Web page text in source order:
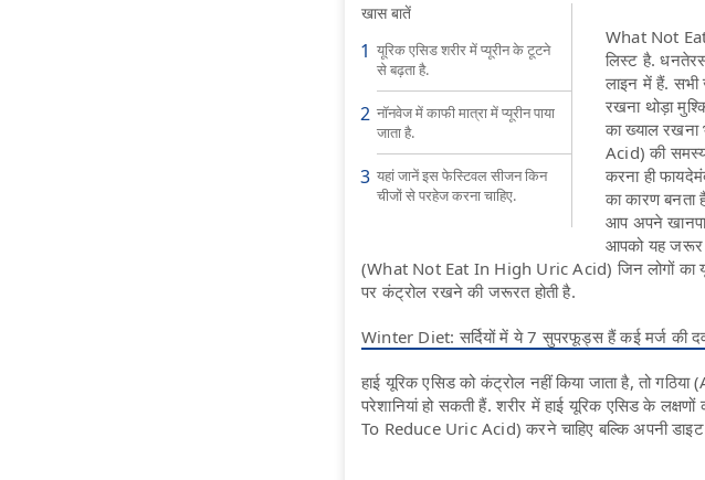
खास बातें
यूरिक एसिड शरीर में प्यूरीन के टूटने
से बढ़ता है.
नॉनवेज में काफी मात्रा में प्यूरीन पाया
जाता है.
यहां जानें इस फेस्टिवल सीजन किन
चीजों से परहेज करना चाहिए.
What Not Eat
लिस्ट है.
लाइन में हैं. सभी
रखना थोड़ा
का ख्याल
Acid) की
करना ही
का कारण
आप अपने
आपको यह जरूर
(What Not Eat In High Uric Acid) जिन लोगों का
पर कंट्रोल रखने की जरूरत होती है.
Winter Diet: सर्दियों में ये 7 सुपरफूड्स हैं कई मर्ज की
हाई यूरिक एसिड को कंट्रोल नहीं किया जाता है, तो
परेशानियां हो सकती हैं. शरीर में हाई यूरिक एसिड के
To Reduce Uric Acid) करने चाहिए बल्कि अपनी डाइट